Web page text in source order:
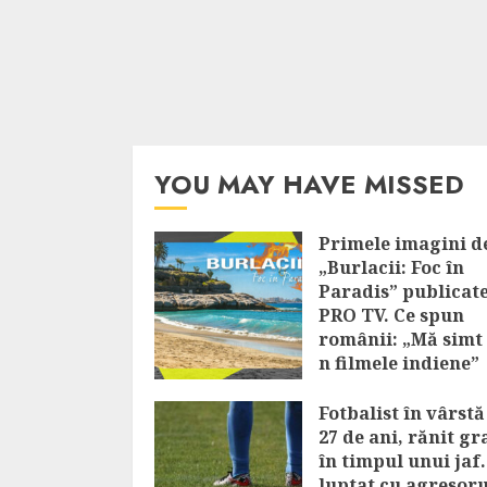
YOU MAY HAVE MISSED
Primele imagini
„Burlacii: Foc în
Paradis”
PRO TV. Ce spun
românii: „Mă simt
n filmele indiene”
Fotbalist în vârstă
27 de ani, rănit
în timpul unui jaf.